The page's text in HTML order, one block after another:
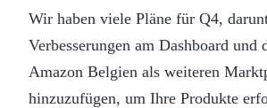
Wir haben viele Pläne für Q4,
Verbesserungen am Dashboard
Amazon Belgien als weiteren
hinzuzufügen, um Ihre Produkte